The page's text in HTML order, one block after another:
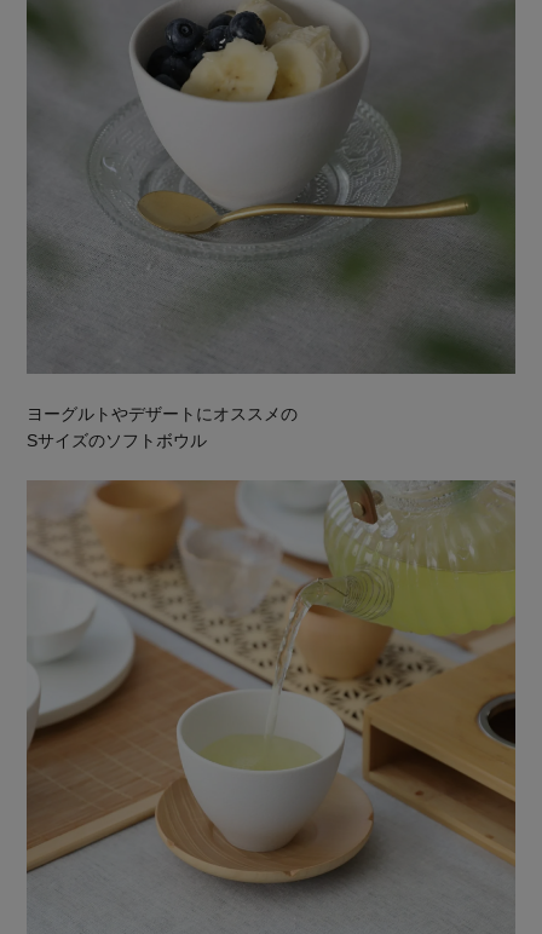
ヨーグルトやデザートにオススメの
Sサイズのソフトボウル